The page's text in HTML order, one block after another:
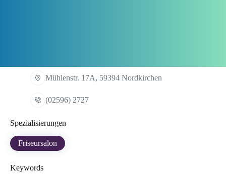
Mühlenstr. 17A, 59394 Nordkirchen
(02596) 2727
Spezialisierungen
Friseursalon
Keywords